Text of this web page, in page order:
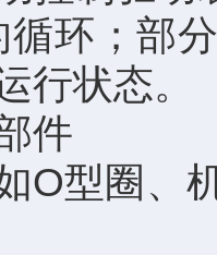
环；部
行状态。
件
型圈、机